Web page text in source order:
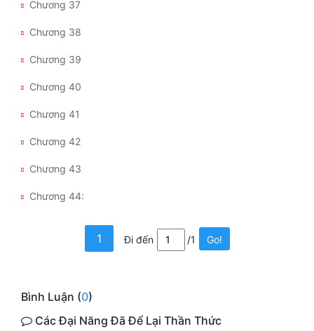
Ngự Thú
Truyện Nam
Truyện Nữ
Vô Địch Lưu
Xây Dựng Thế Lực
Đam Mỹ
Cơ Trí
Sát Phạt Quyết Đoán
Chương 37
Chương 38
Chương 39
Chương 40
Chương 41
Chương 42
Chương 43
Chương 44:
1 Đi đến /1 Go!
Bình Luận (0)
Các Đại Năng Đã Để Lại Thần Thức